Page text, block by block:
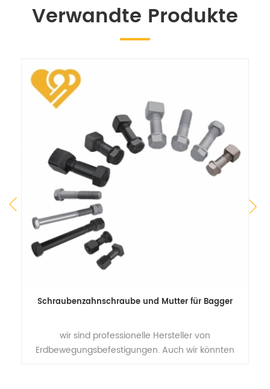
Verwandte Produkte
Schraubenzahnschraube und Mutter für Bagger
wir sind professionelle Hersteller von
Erdbewegungsbefestigungen. Auch wir könnten